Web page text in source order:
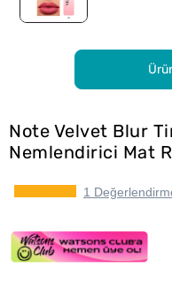
Note Velvet Blur
Nemlendirici Mat
1